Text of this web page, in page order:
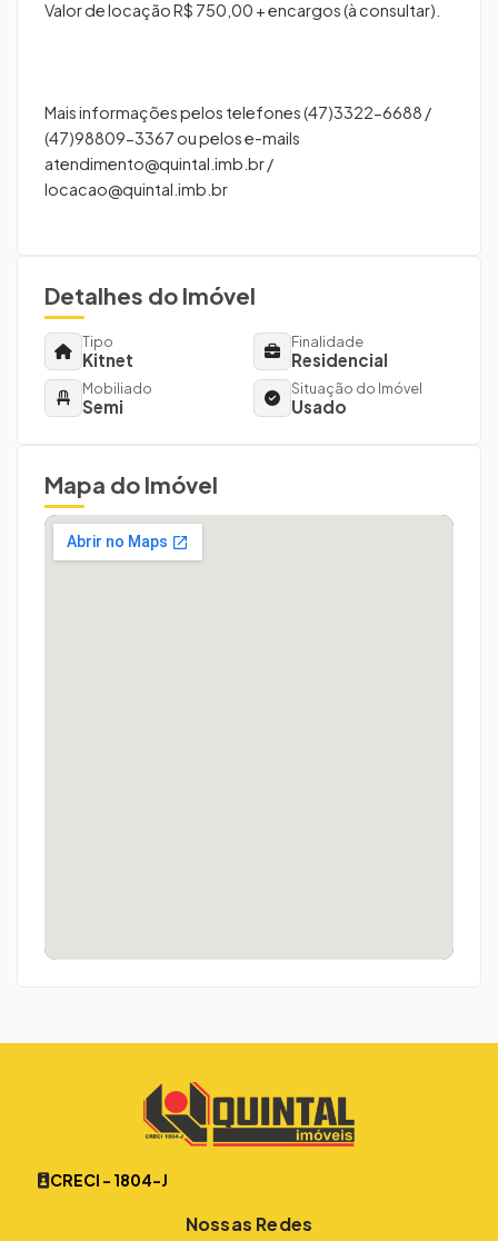
Valor de locação R$ 750,00 + encargos (à consultar).
Mais informações pelos telefones (47)3322-6688 /
(47)98809-3367 ou pelos e-mails
atendimento@quintal.imb.br/
locacao@quintal.imb.br
Detalhes do Imóvel
Tipo
Kitnet
Finalidade
Residencial
Mobiliado
Semi
Situação do Imóvel
Usado
Mapa do Imóvel
CRECI - 1804-J
Nossas Redes